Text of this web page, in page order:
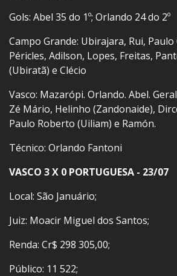
Gols: Abel 35 do 1º; Orlando 24 do 2º
Campo Grande: Ubirajara, Rui, Paulo
Péricles, Adilson, Lopes, Freitas,
(Ubiratã) e Clécio
Vasco: Mazarópi. Orlando. Abel.
Zé Mário, Helinho (Zandonaide),
Paulo Roberto (Uiliam) e Ramón.
Técnico: Orlando Fantoni
VASCO 3 X 0 PORTUGUESA - 23/07
Local: São Januário;
Juiz: Moacir Miguel dos Santos;
Renda: Cr$ 298 305,00;
Público: 11 522;